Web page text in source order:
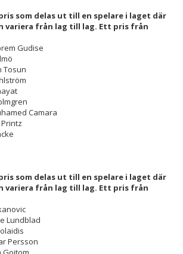
som delas ut till en spelare i laget där
variera från lag till lag. Ett pris från
Gudise
Tosun
Camara
som delas ut till en spelare i laget där
variera från lag till lag. Ett pris från
Lundblad
Persson